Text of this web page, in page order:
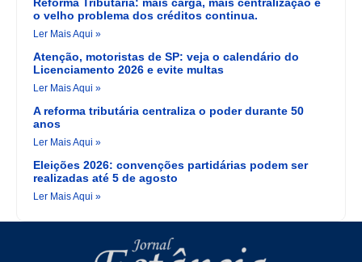
o velho problema dos créditos continua.
Ler Mais Aqui »
Atenção, motoristas de SP: veja o calendário do
Licenciamento 2026 e evite multas
Ler Mais Aqui »
A reforma tributária centraliza o poder durante 50
anos
Ler Mais Aqui »
Eleições 2026: convenções partidárias podem ser
realizadas até 5 de agosto
Ler Mais Aqui »